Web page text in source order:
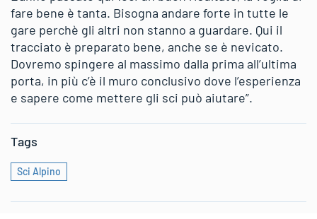
fare bene è tanta. Bisogna andare forte in tutte le
gare perchè gli altri non stanno a guardare. Qui il
tracciato è preparato bene, anche se è nevicato.
Dovremo spingere al massimo dalla prima all’ultima
porta, in più c’è il muro conclusivo dove l’esperienza
e sapere come mettere gli sci può aiutare”.
Tags
Sci Alpino